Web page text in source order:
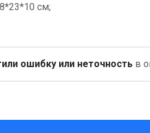
см;
ошибку или неточность в